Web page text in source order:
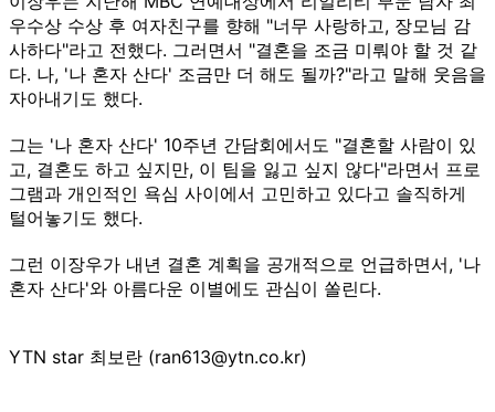
우수상 수상 후 여자친구를 향해 "너무 사랑하고, 장모님 감
사하다"라고 전했다. 그러면서 "결혼을 조금 미뤄야 할 것 같
다. 나, '나 혼자 산다' 조금만 더 해도 될까?"라고 말해 웃음을
자아내기도 했다.
그는 '나 혼자 산다' 10주년 간담회에서도 "결혼할 사람이 있
고, 결혼도 하고 싶지만, 이 팀을 잃고 싶지 않다"라면서 프로
그램과 개인적인 욕심 사이에서 고민하고 있다고 솔직하게
털어놓기도 했다.
그런 이장우가 내년 결혼 계획을 공개적으로 언급하면서, '나
혼자 산다'와 아름다운 이별에도 관심이 쏠린다.
YTN star 최보란 (ran613@ytn.co.kr)